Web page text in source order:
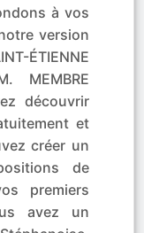
à vos
version
ÉTIENNE
MEMBRE
découvrir
et
créer un
de
premiers
avez un